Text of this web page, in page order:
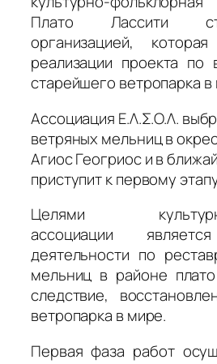
Плато Лассити
организацией,
реализации проекта по
старейшего ветропарка в
Ассоциация Ε.Λ.Σ.Ο.Λ.
ветряных мельниц в
Агиос Геогриос и в
приступит к первому
Целями культурно-
ассоциации
деятельности по
мельниц в районе
следствие,
ветропарка в мире.
Первая фаза работ